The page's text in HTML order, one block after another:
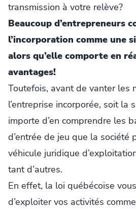
transmission à votre relève?
Beaucoup d’entrepreneurs
l’incorporation comme une
alors qu’elle comporte en
avantages!
Toutefois, avant de vanter les
l’entreprise incorporée, soit la
importe d’en comprendre les
d’entrée de jeu que la société
véhicule juridique
tant d’autres.
En effet, la loi québécoise
d’exploiter vos activités